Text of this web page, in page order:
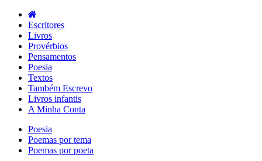
Escritores
Livros
Provérbios
Pensamentos
Poesia
Textos
Também Escrevo
Livros infantis
A Minha Conta
Poesia
Poemas por tema
Poemas por poeta